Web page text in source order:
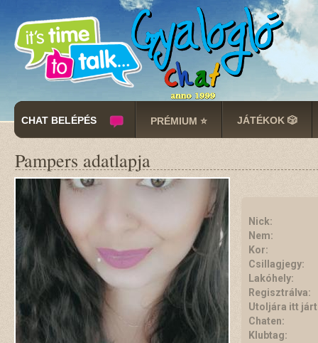
CHAT BELÉPÉS PRÉMIUM ⭐ JÁTÉKOK 🎲
Pampers adatlapja
Nick:
Nem:
Kor:
Csillagjegy:
Lakóhely:
Regisztrálva:
Utoljára itt
Chaten:
Klubtag: